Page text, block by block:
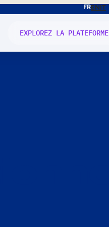
FRENIT
EXPLOREZ LA PLATEFORME